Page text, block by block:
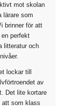
mot skolan
lärare som
brinner för att
perfekt
litteratur och
lockar till
av
Det lite kortare
att som klass